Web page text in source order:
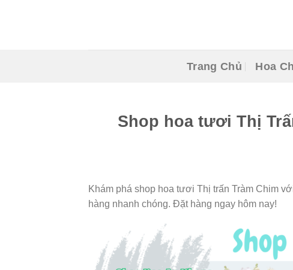
Trang Chủ Hoa
Shop hoa tươi Thị
Khám phá shop hoa tươi Thị trấn Tràm Chim
hàng nhanh chóng. Đặt hàng ngay hôm nay!